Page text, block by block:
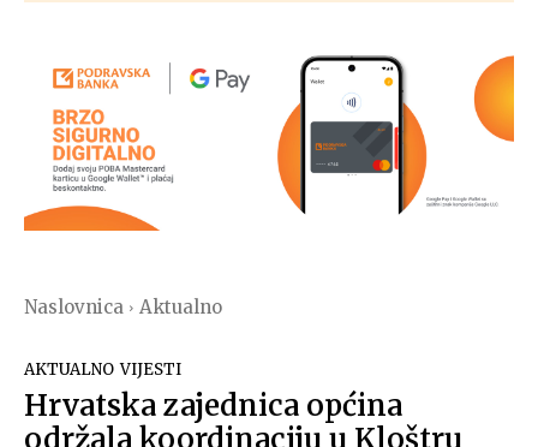
Naslovnica Aktualno
AKTUALNO VIJESTI
Hrvatska zajednica općina